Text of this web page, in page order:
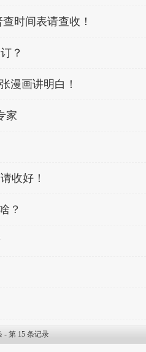
时间表请查收！
？
漫画讲明白！
家
收好！
？
- 第 15 条记录